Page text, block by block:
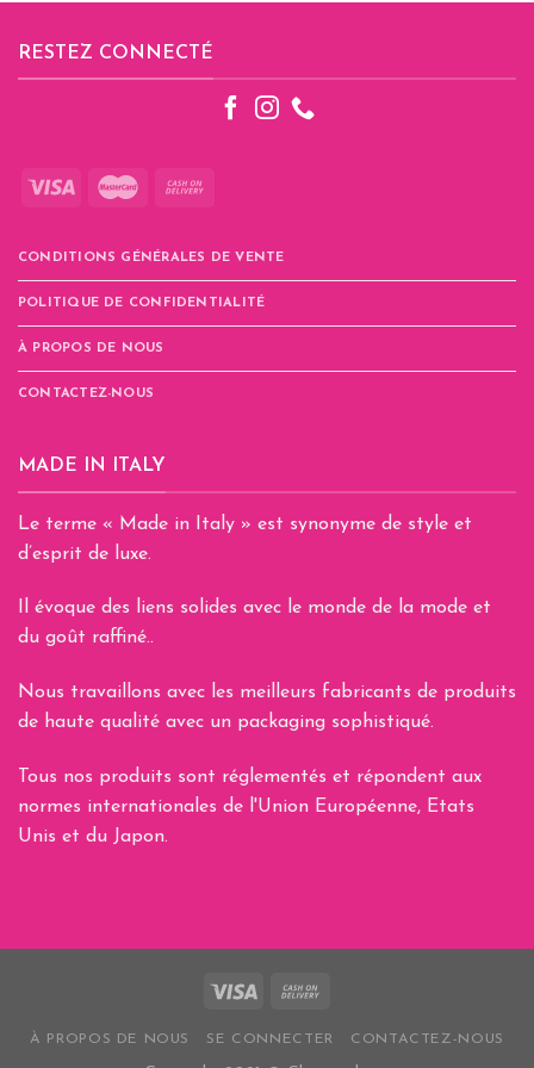
variations.
Les
sur
du
RESTEZ CONNECTÉ
CONDITIONS GÉNÉRALES DE VENTE
POLITIQUE DE CONFIDENTIALITÉ
À PROPOS DE NOUS
CONTACTEZ-NOUS
MADE IN ITALY
Le terme « Made in Italy » est synonyme de style et
d’esprit de luxe.
Il évoque des liens solides avec le monde de la mode et
du goût raffiné..
Nous travaillons avec les meilleurs fabricants de produits
de haute qualité avec un packaging sophistiqué.
Tous nos produits sont réglementés et répondent aux
normes internationales de l'Union Européenne, Etats
Unis et du Japon.
À PROPOS DE NOUS SE CONNECTER CONTACTEZ-NOUS